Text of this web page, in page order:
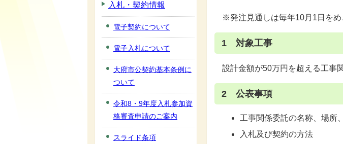
※発注見通しは毎年10月1日をめ
1 対象工事
設計金額が50万円を超える工事
2 公表事項
工事関係委託の名称、場所
入札及び契約の方法
入札・契約情報
電子契約について
電子入札について
大府市公契約基本条例に
ついて
令和8・9年度入札参加資
格審査申請のご案内
スライド条項